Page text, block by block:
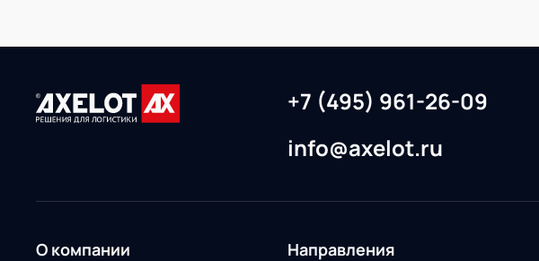
+7 (495) 961-26-09
info@axelot.ru
О компании Направления